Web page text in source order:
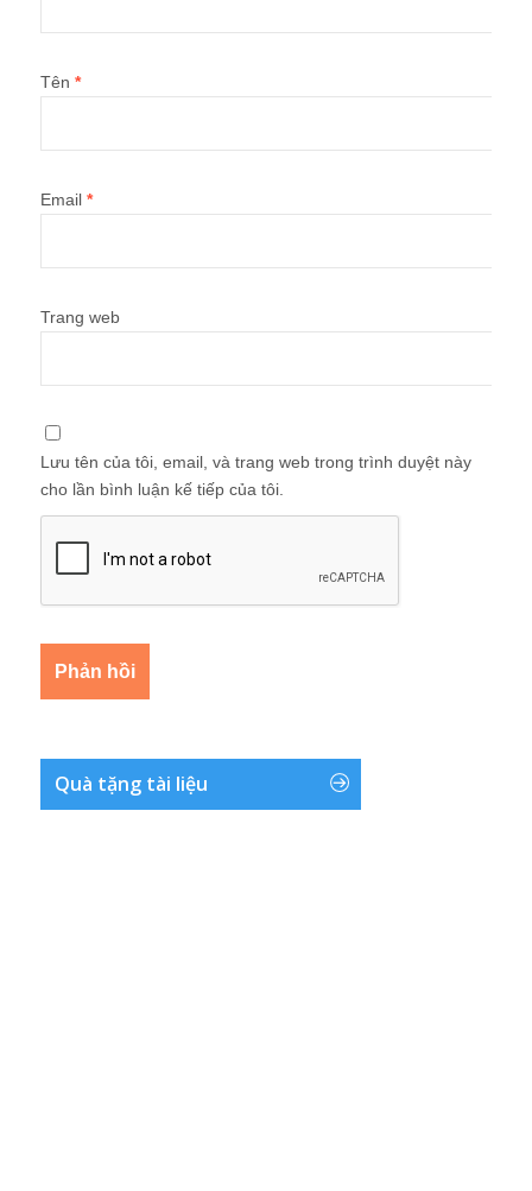
Tên *
Email *
Trang web
Lưu tên của tôi, email, và trang web trong trình duyệt này
cho lần bình luận kế tiếp của tôi.
Quà tặng tài liệu